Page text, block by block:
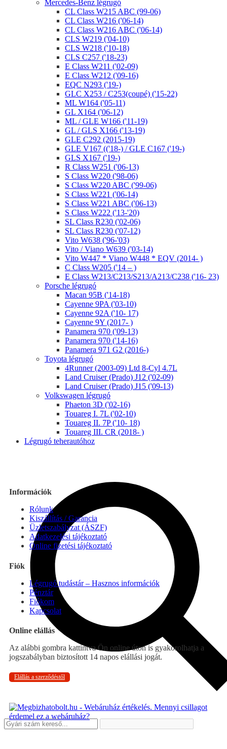
Mercedes-Benz légrugó
CL Class W215 ABC (99-06)
CL Class W216 ('06-14)
CL Class W216 ABC ('06-14)
CLS W219 ('04-10)
CLS W218 ('10-18)
CLS C257 ('18-23)
E Class W211 ('02-09)
E Class W212 ('09-16)
EQC N293 ('19-)
GLC X253 / C253(coupé) ('15-22)
ML W164 ('05-11)
GL X164 ('06-12)
ML / GLE W166 ('11-19)
GL / GLS X166 ('13-19)
GLE C292 (2015-19)
GLE V167 (('18-) / GLE C167 ('19-)
GLS X167 ('19-)
R Class W251 ('06-13)
S Class W220 ('98-06)
S Class W220 ABC ('99-06)
S Class W221 ('06-14)
S Class W221 ABC ('06-13)
S Class W222 ('13-'20)
SL Class R230 ('02-06)
SL Class R230 ('07-12)
Vito W638 ('96-'03)
Vito / Viano W639 ('03-14)
Vito W447 * Viano W448 * EQV (2014- )
C Class W205 ('14 – )
E Class W213/C213/S213/A213/C238 ('16- 23)
Porsche légrugó
Macan 95B ('14-18)
Cayenne 9PA ('03-10)
Cayenne 92A ('10- 17)
Cayenne 9Y (2017- )
Panamera 970 ('09-13)
Panamera 970 ('14-16)
Panamera 971 G2 (2016-)
Toyota légrugó
4Runner (2003-09) Ltd 8-Cyl 4.7L
Land Cruiser (Prado) J12 ('02-09)
Land Cruiser (Prado) J15 ('09-13)
Volkswagen légrugó
Phaeton 3D ('02-16)
Touareg I. 7L ('02-10)
Touareg II. 7P ('10- 18)
Touareg III. CR (2018- )
Légrugó teherautóhoz
Információk
Rólunk
Kiszállítás / Garancia
Üzletszabályzat (ÁSZF)
Adatkezelési tájékoztató
Online fizetési tájékoztató
Fiók
Légrugó tudástár – Hasznos információk
Pénztár
Fiókom
Kapcsolat
Online elállás
Az alábbi gombra kattintva Ön online úton is gyakorolhatja a
jogszabályban biztosított 14 napos elállási jogát.
Elállás a szerződéstől